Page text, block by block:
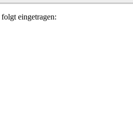
eingetragen: